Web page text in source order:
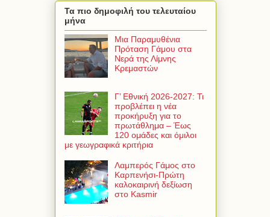
Τα πιο δημοφιλή του τελευταίου
μήνα
Μια Παραμυθένια
Πρόταση Γάμου στα
Νερά της Λίμνης
Κρεμαστών
Γ’ Εθνική 2026-2027: Τι
προβλέπει η νέα
προκήρυξη για το
πρωτάθλημα – Έως
120 ομάδες και όμιλοι
με γεωγραφικά κριτήρια
Λαμπερός Γάμος στο
Καρπενήσι-Πρώτη
καλοκαιρινή δεξίωση
στο Kasmir